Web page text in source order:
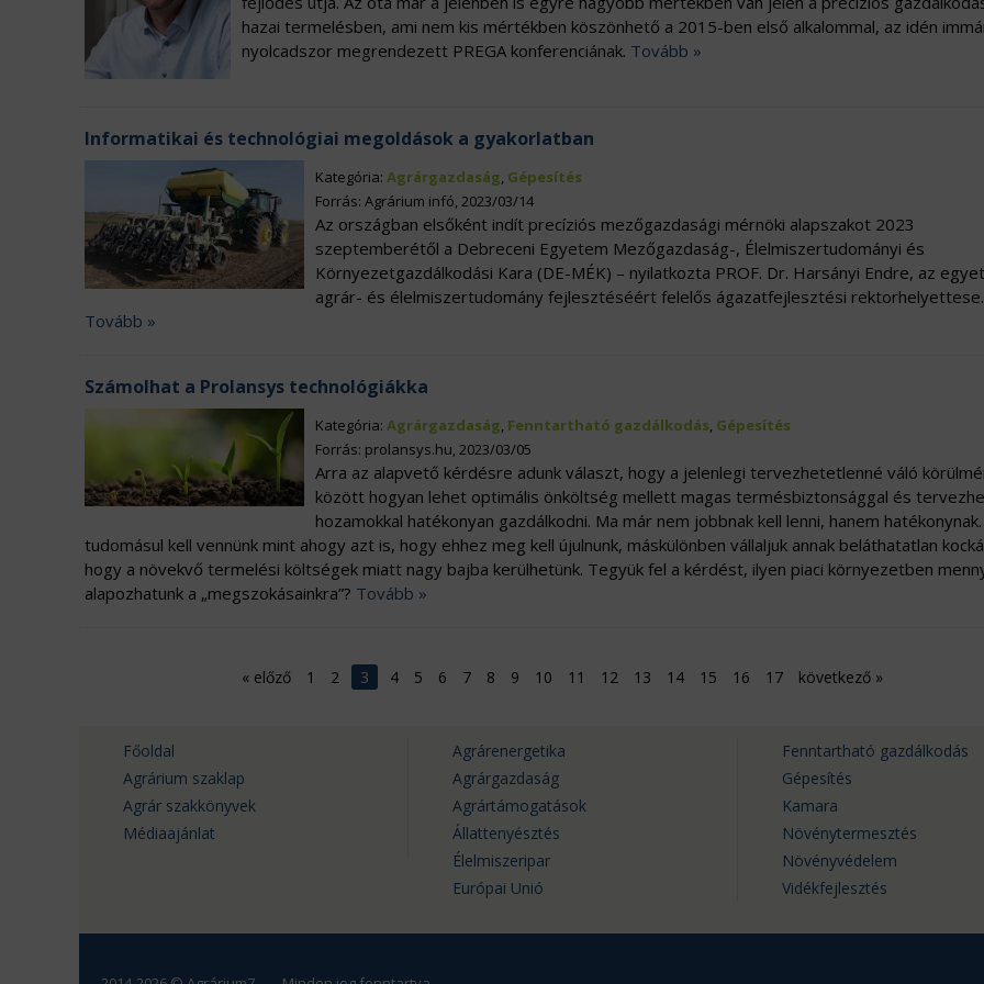
hazai termelésben, ami nem kis mértékben köszönhető a 2015-ben első alkalommal, az idén
nyolcadszor megrendezett PREGA konferenciának. Tovább »
Informatikai és technológiai megoldások a gyakorlatban
Kategória: Agrárgazdaság, Gépesítés
Forrás: Agrárium infó, 2023/03/14
Az országban elsőként indít precíziós mezőgazdasági mérnöki alapszakot 2023
szeptemberétől a Debreceni Egyetem Mezőgazdaság-, Élelmiszertudományi és
Környezetgazdálkodási Kara (DE-MÉK) – nyilatkozta PROF. Dr. Harsányi Endre, az
agrár- és élelmiszertudomány fejlesztéséért felelős ágazatfejlesztési rektorhelyettese.
Tovább »
Számolhat a Prolansys technológiákka
Kategória: Agrárgazdaság, Fenntartható gazdálkodás, Gépesítés
Forrás: prolansys.hu, 2023/03/05
Arra az alapvető kérdésre adunk választ, hogy a jelenlegi tervezhetetlenné váló
között hogyan lehet optimális önköltség mellett magas termésbiztonsággal és
hozamokkal hatékonyan gazdálkodni. Ma már nem jobbnak kell lenni, hanem
tudomásul kell vennünk mint ahogy azt is, hogy ehhez meg kell újulnunk, máskülönben vállaljuk annak beláthatatlan
hogy a növekvő termelési költségek miatt nagy bajba kerülhetünk. Tegyük fel a kérdést, ilyen piaci környezetben
alapozhatunk a „megszokásainkra”? Tovább »
« előző 1 2 3 4 5 6 7 8 9 10 11 12 13 14 15 16 17 következő »
Főoldal
Agrárium szaklap
Agrár szakkönyvek
Médiaajánlat
Agrárenergetika
Agrárgazdaság
Agrártámogatások
Állattenyésztés
Élelmiszeripar
Európai Unió
Fenntartható gazdálkodás
Gépesítés
Kamara
Növénytermesztés
Növényvédelem
Vidékfejlesztés